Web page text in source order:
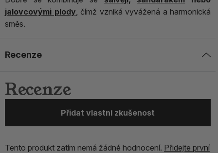
jalovcovými plody, čímž vzniká vyvážená a harmonická
směs.
Recenze
Recenze
Přidat vlastní zkušenost
Tento produkt zatím nemá žádné hodnocení. Přidejte první